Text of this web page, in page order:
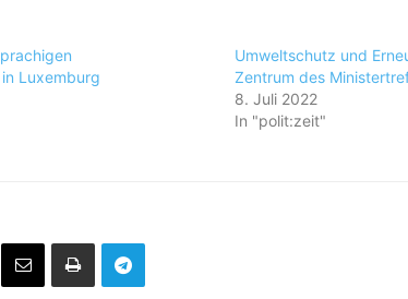
Luxemburg
Umweltschutz und
Zentrum des
8. Juli 2022
In "polit:zeit"